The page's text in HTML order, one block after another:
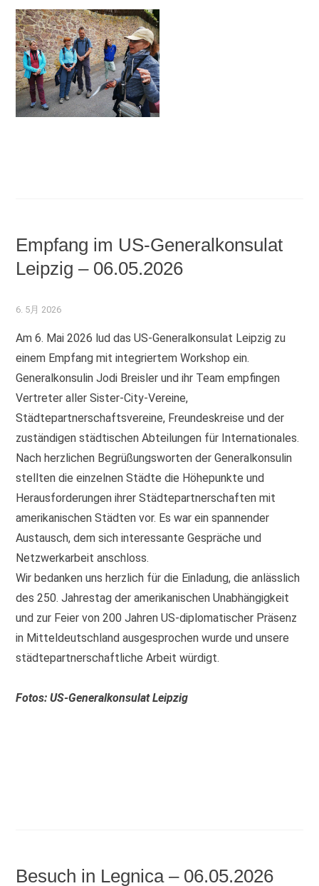
Empfang im US-Generalkonsulat
Leipzig – 06.05.2026
6. 5月 2026
Am 6. Mai 2026 lud das US-Generalkonsulat Leipzig zu
einem Empfang mit integriertem Workshop ein.
Generalkonsulin Jodi Breisler und ihr Team empfingen
Vertreter aller Sister-City-Vereine,
Städtepartnerschaftsvereine, Freundeskreise und der
zuständigen städtischen Abteilungen für Internationales.
Nach herzlichen Begrüßungsworten der Generalkonsulin
stellten die einzelnen Städte die Höhepunkte und
Herausforderungen ihrer Städtepartnerschaften mit
amerikanischen Städten vor. Es war ein spannender
Austausch, dem sich interessante Gespräche und
Netzwerkarbeit anschloss.
Wir bedanken uns herzlich für die Einladung, die anlässlich
des 250. Jahrestag der amerikanischen Unabhängigkeit
und zur Feier von 200 Jahren US-diplomatischer Präsenz
in Mitteldeutschland ausgesprochen wurde und unsere
städtepartnerschaftliche Arbeit würdigt.
Fotos: US-Generalkonsulat Leipzig
Besuch in Legnica – 06.05.2026